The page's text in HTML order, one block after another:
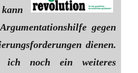
gegen
dienen.
ich noch ein weiteres